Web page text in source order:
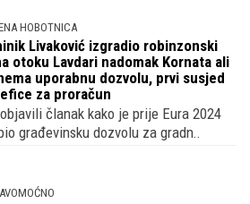
HOBOTNICA
Livaković izgradio robinzonski
otoku Lavdari nadomak Kornata ali
uporabnu dozvolu, prvi susjed
za proračun
članak kako je prije Eura 2024
građevinsku dozvolu za gradn..